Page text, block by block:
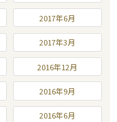
2017年6月
2017年3月
2016年12月
2016年9月
2016年6月